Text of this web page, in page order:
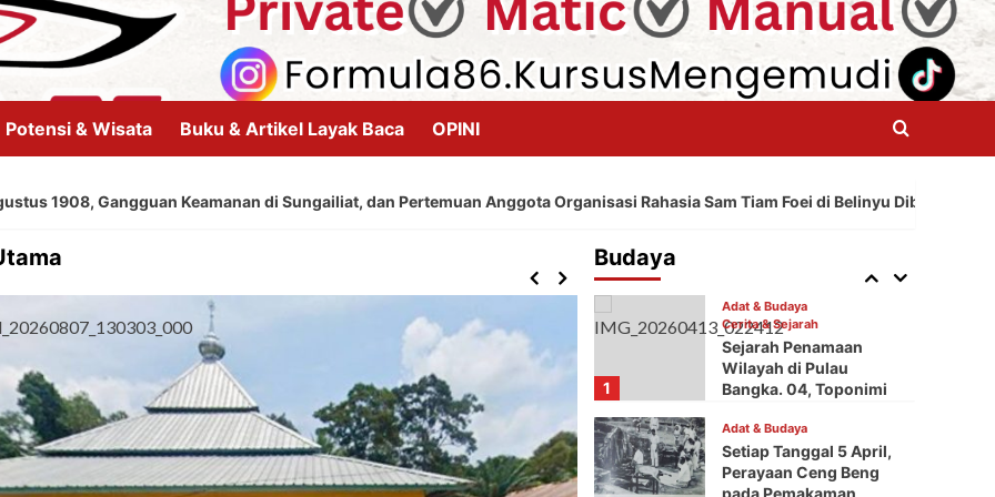
Potensi & Wisata Buku & Artikel Layak Baca OPINI
Keamanan di Sungailiat, dan Pertemuan Anggota Organisasi Rahasia Sam Tiam Foei di Belinyu Dibubarkan serta Para
7 Agustus 1908,
Budaya
3
Masa Hindia Belanda
Adat & Budaya
Menunggu Beduk
5
Pasal “PENGANGKAT”
1
Adat & Budaya
Cerita & Sejarah
Sejarah Penamaan
Wilayah di Pulau
Bangka. 04, Toponimi
Adat & Budaya
Setiap Tanggal 5 April,
Perayaan Ceng Beng
pada Pemakaman